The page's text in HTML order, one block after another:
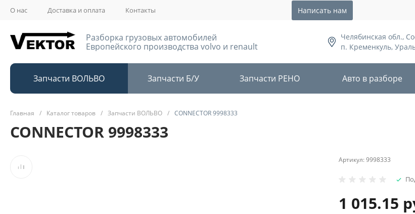
О нас Доставка и оплата Контакты Написать нам
Разборка грузовых автомобилей
Европейского производства volvo и renault
Челябинская обл.,
п. Кременкуль,
Запчасти ВОЛЬВО Запчасти Б/У Запчасти РЕНО Авто в разборе
Главная / Каталог товаров / Запчасти ВОЛЬВО / CONNECTOR 9998333
CONNECTOR 9998333
Артикул:9998333
1 015.15